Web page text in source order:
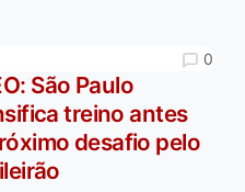
0
São Paulo
treino antes
desafio pelo